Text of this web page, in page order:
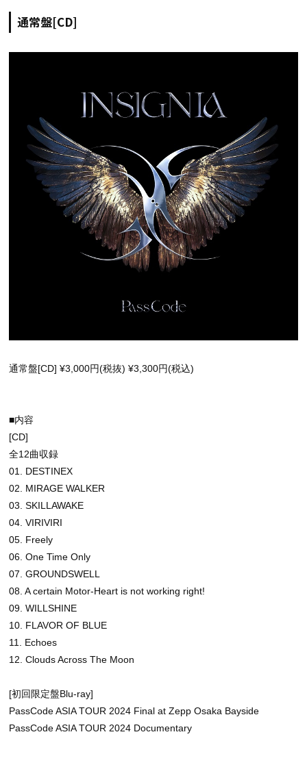
通常盤[CD]
通常盤[CD] ¥3,000円(税抜) ¥3,300円(税込)
■内容
[CD]
全12曲収録
01. DESTINEX
02. MIRAGE WALKER
03. SKILLAWAKE
04. VIRIVIRI
05. Freely
06. One Time Only
07. GROUNDSWELL
08. A certain Motor-Heart is not working right!
09. WILLSHINE
10. FLAVOR OF BLUE
11. Echoes
12. Clouds Across The Moon
[初回限定盤Blu-ray]
PassCode ASIA TOUR 2024 Final at Zepp Osaka Bayside
PassCode ASIA TOUR 2024 Documentary